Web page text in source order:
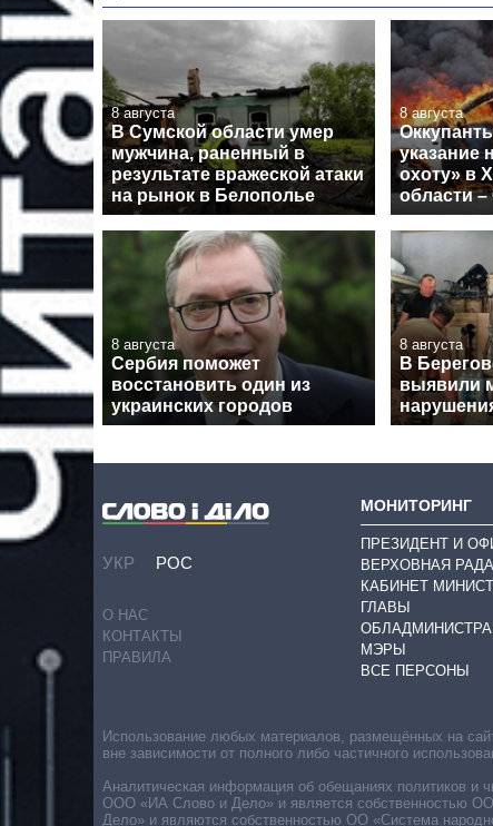
8 августа
В Сумской области умер
мужчина, раненный в
результате вражеской атаки
на рынок в Белополье
8 августа
указание
охоту» в
области
8 августа
Сербия поможет
восстановить один из
украинских городов
8 августа
В
выявили
УКР РОС
О НАС
КОНТАКТЫ
ПРАВИЛА
МОНИТОРИНГ
ПРЕЗИДЕНТ И
ВЕРХОВНАЯ РАДА
КАБИНЕТ
ГЛАВЫ
МЭРЫ
ВСЕ ПЕРСОНЫ
Использование любых материалов, размещённых на
вне зависимости от полного либо частичного
Аналитическая информация об обещаниях политиков и
ООО «ИА Слово и Дело» и является собственностью
Дело» и являются собственностью ОО «Система